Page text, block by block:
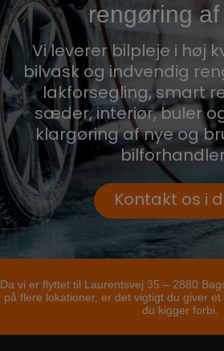
rengøring
Vi leverer bilpleje i høj
bilvask og indvendig
lakforsegling, smart
sæder, interiør, buler
klargøring af nye og
Kontakt os i
Da vi er flyttet til Laurentsvej 35 – 2880
på flere lokationer, er det vigtigt du giver et
du kigger forbi.